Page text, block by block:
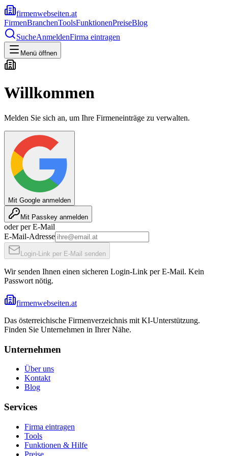
firmenwebseiten.at
FirmenBranchenToolsFunktionenPreiseBlog
SucheAnmeldenFirma eintragen
Menü öffnen
Willkommen
Melden Sie sich an, um Ihre Firmeneinträge zu verwalten.
Mit Google anmelden
Mit Passkey anmelden
oder per E-Mail
E-Mail-Adresse
Login-Link per E-Mail senden
Wir senden Ihnen einen sicheren Login-Link per E-Mail. Kein
Passwort nötig.
firmenwebseiten.at
Das österreichische Firmenverzeichnis mit KI-Unterstützung.
Finden Sie Unternehmen in Ihrer Nähe.
Unternehmen
Über uns
Kontakt
Blog
Services
Firma eintragen
Tools
Funktionen & Hilfe
Preise